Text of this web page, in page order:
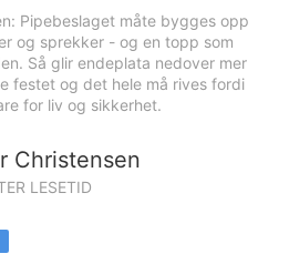
Pipebeslaget måte bygges opp
og sprekker - og en topp som
Så glir endeplata nedover mer
festet og det hele må rives fordi
for liv og sikkerhet.
Christensen
LESETID